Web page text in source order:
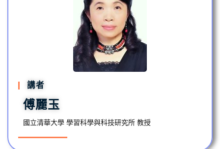
講者
傅麗玉
國立清華大學 學習科學與科技研究所 教授